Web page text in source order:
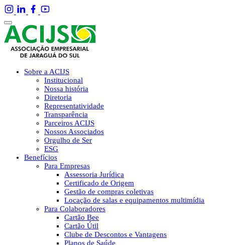
Sobre a ACIJS
Institucional
Nossa história
Diretoria
Representatividade
Transparência
Parceiros ACIJS
Nossos Associados
Orgulho de Ser
ESG
Benefícios
Para Empresas
Assessoria Jurídica
Certificado de Origem
Gestão de compras coletivas
Locação de salas e equipamentos multimídia
Para Colaboradores
Cartão Bee
Cartão Útil
Clube de Descontos e Vantagens
Planos de Saúde